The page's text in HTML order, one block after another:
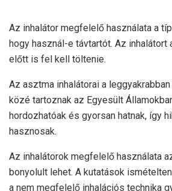
Az inhalátor megfelelő használata a
hogy használ-e távtartót. Az inhalátort
előtt is fel kell töltenie.
Az asztma inhalátorai a
közé tartoznak az Egyesült
hordozhatóak és gyorsan hatnak, így
hasznosak.
Az inhalátorok megfelelő használata
bonyolult lehet. A kutatások
a nem megfelelő inhalációs technika